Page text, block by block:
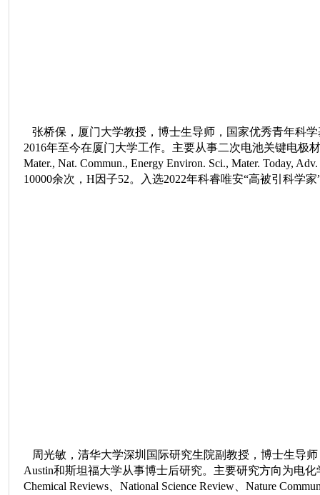
张桥保，厦门大学教授，博士生导师，国家优秀青年科
2016年至今在厦门大学工作。主要从事二次电池关键电极
Mater., Nat. Commun., Energy Environ. Sci., Mater. Today,
10000余次，H因子52。入选2022年科睿唯安“高被引科学家
周光敏，清华大学深圳国际研究生院副教授，博士生导
Austin和斯坦福大学从事博士后研究。主要研究方向为电
Chemical Reviews、National Science Review、Nature